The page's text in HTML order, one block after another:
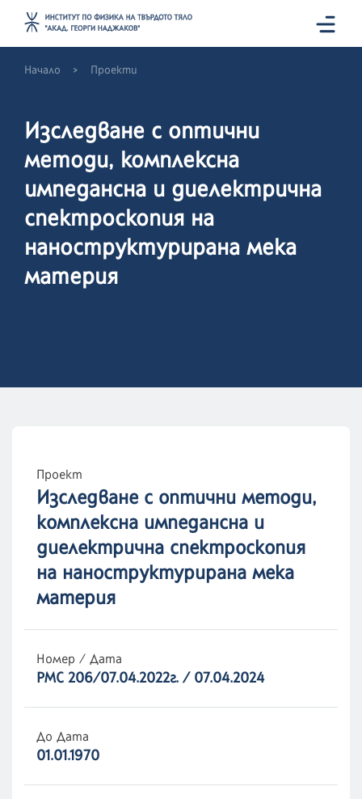
Начало > Проекти
Изследване с оптични
методи, комплексна
импедансна и диелектрична
спектроскопия на
наноструктурирана мека
материя
Проект
Изследване с оптични методи,
комплексна импедансна и
диелектрична спектроскопия
на наноструктурирана мека
материя
Номер / Дата
РМС 206/07.04.2022г. / 07.04.2024
До Дата
01.01.1970